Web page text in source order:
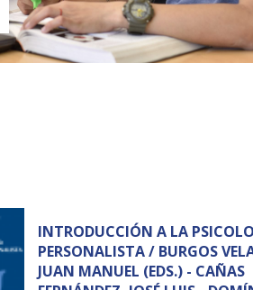
INTRODUCCIÓN A LA
PERSONALISTA / BURGOS
JUAN MANUEL (EDS.) - CAÑAS